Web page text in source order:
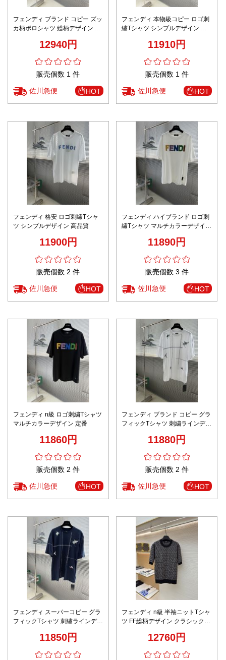
フェンディ ブランド コピー ズッ
カ柄ポロシャツ 総柄デザイン 口
12940円
販売個数 1 件
佐川急便 HOT
フェンディ 本物級コピー ロゴ刺
繍Tシャツ シンプルデザイン 満
11910円
販売個数 1 件
佐川急便 HOT
フェンディ 格安 ロゴ刺繍Tシャ
ツ シンプルデザイン 高品質
11900円
販売個数 2 件
佐川急便 HOT
フェンディ ハイブランド ロゴ刺
繍Tシャツ マルチカラーデザイン
11890円
販売個数 3 件
佐川急便 HOT
フェンディ n級 ロゴ刺繍Tシャツ
マルチカラーデザイン 定番
11860円
販売個数 2 件
佐川急便 HOT
フェンディ ブランド コピー グラ
フィックTシャツ 刺繍ラインデザ
11880円
販売個数 2 件
佐川急便 HOT
フェンディ スーパーコピー グラ
フィックTシャツ 刺繍ラインデザ
11850円
フェンディ n級 半袖ニットTシャ
ツ FF総柄デザイン クラシック柄
12760円